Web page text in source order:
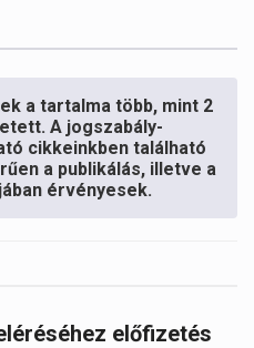
a tartalma több, mint 2
A jogszabály-
cikkeinkben található
a publikálás, illetve a
érvényesek.
előfizetés